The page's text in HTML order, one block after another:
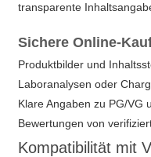
transparente
Sichere Online-
Produktbilder und
Laboranalysen oder
Klare Angaben zu PG/VG
Bewertungen von
Kompatibilität mit